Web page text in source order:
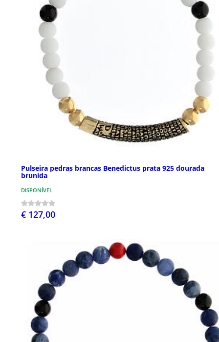
Pulseira pedras brancas Benedictus prata 925 dourada
brunida
DISPONÍVEL
€ 127,00